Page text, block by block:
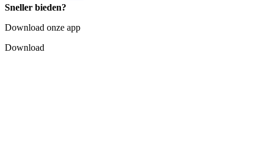
Sneller bieden?
Download onze app
Download